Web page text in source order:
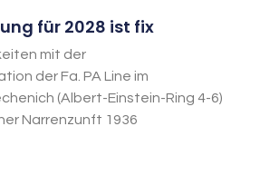
für 2028 ist fix
mit der
der Fa. PA Line im
(Albert-Einstein-Ring 4-6)
Narrenzunft 1936